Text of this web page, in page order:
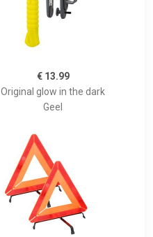
€ 13.99
Original glow in the dark
Geel